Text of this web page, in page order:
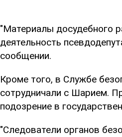
"Материалы досудебного
деятельность
сообщении.
Кроме того, в Службе
сотрудничали с Шарием.
подозрение в
"Следователи органов